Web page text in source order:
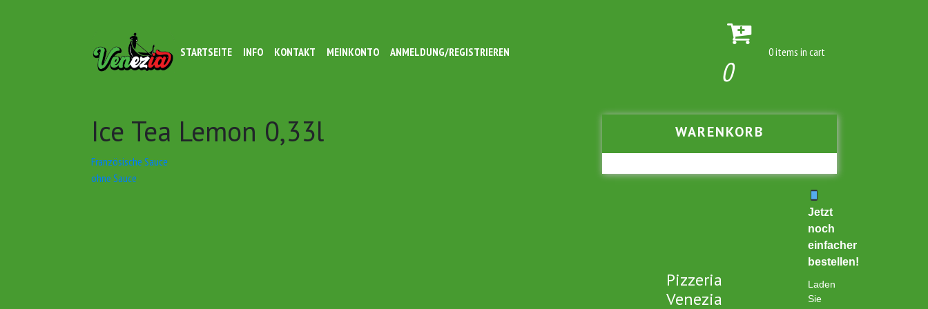
STARTSEITE INFO KONTAKT MEINKONTO ANMELDUNG/REGISTRIEREN
0
0 items in cart
Ice Tea Lemon 0,33l
Beitrags-
Navigation
Französische Sauce
ohne Sauce
WARENKORB
Pizzeria
Venezia
Jetzt
noch
einfacher
bestellen!
Laden
Sie